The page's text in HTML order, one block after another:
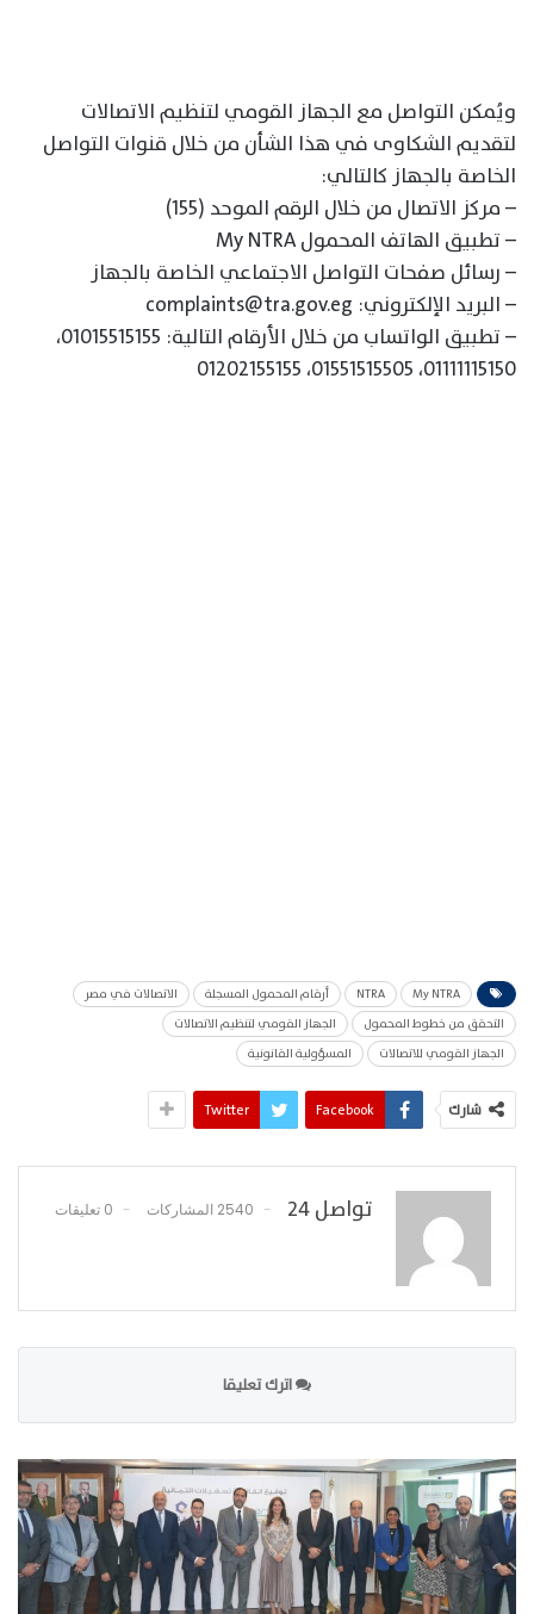
ويُمكن التواصل مع الجهاز القومي لتنظيم الاتصالات
لتقديم الشكاوى في هذا الشأن من خلال قنوات التواصل
الخاصة بالجهاز كالتالي:
– مركز الاتصال من خلال الرقم الموحد (155)
– تطبيق الهاتف المحمول My NTRA
– رسائل صفحات التواصل الاجتماعي الخاصة بالجهاز
– البريد الإلكتروني: complaints@tra.gov.eg
– تطبيق الواتساب من خلال الأرقام التالية: 01015515155،
01111115150، 01551515505، 01202155155
My NTRA
NTRA أرقام المحمول المسجلة
الاتصالات في مصر
التحقق من خطوط المحمول
الجهاز القومي لتنظيم الاتصالات
الجهاز القومي للاتصالات
المسؤولية القانونية
شارك Facebook
Twitter
تواصل 24 2540 المشاركات 0 تعليقات
اترك تعليقا